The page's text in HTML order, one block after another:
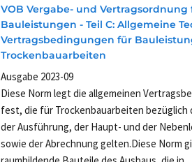
VOB Vergabe- und Vertragsordnung
Bauleistungen - Teil C: Allgemeine
Vertragsbedingungen für
Trockenbauarbeiten
Ausgabe 2023-09
Diese Norm legt die allgemeinen
fest, die für Trockenbauarbeiten bezüglich
der Ausführung, der Haupt- und der
sowie der Abrechnung gelten.Diese Norm